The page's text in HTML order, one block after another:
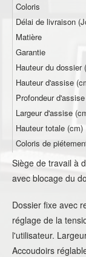
Coloris
Délai de livraison
Matière
Garantie
Hauteur du dossier
Hauteur d'assise
Profondeur
Largeur d'assise
Hauteur totale (cm)
Coloris de
Siège de travail à
avec blocage du
Dossier fixe avec
réglage de la
l'utilisateur.
Accoudoirs